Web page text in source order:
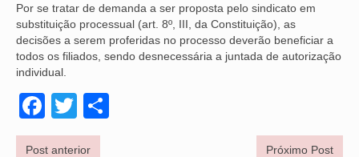
SINDICALIZE-SE
JURÍDICO
APOSENTADOS
AGENTES DE POLÍCIA JUDICIAL
Por se tratar de demanda a ser proposta pelo sindicato em
substituição processual (art. 8º, III, da Constituição), as
decisões a serem proferidas no processo deverão beneficiar a
todos os filiados, sendo desnecessária a juntada de autorização
individual.
Facebook
Twitter
Post anterior Próximo Post